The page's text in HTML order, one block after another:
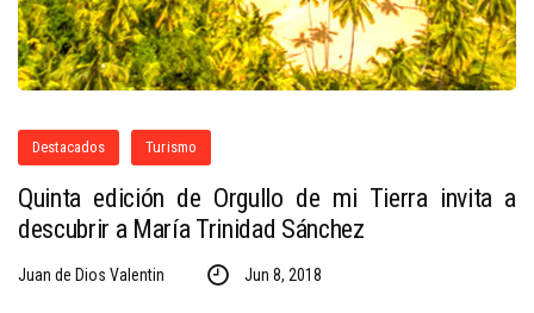
Destacados Turismo
Quinta edición de Orgullo de mi Tierra invita a
descubrir a María Trinidad Sánchez
Juan de Dios Valentin Jun 8, 2018